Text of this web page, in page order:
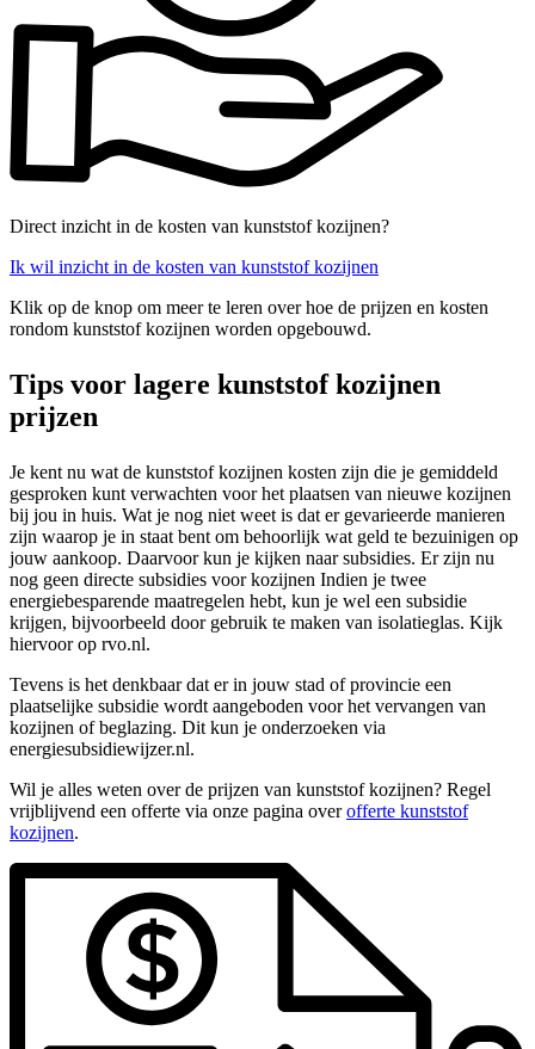
Direct inzicht in de kosten van kunststof kozijnen?
Ik wil inzicht in de kosten van kunststof kozijnen
Klik op de knop om meer te leren over hoe de prijzen en kosten
rondom kunststof kozijnen worden opgebouwd.
Tips voor lagere kunststof kozijnen
prijzen
Je kent nu wat de kunststof kozijnen kosten zijn die je gemiddeld
gesproken kunt verwachten voor het plaatsen van nieuwe kozijnen
bij jou in huis. Wat je nog niet weet is dat er gevarieerde manieren
zijn waarop je in staat bent om behoorlijk wat geld te bezuinigen op
jouw aankoop. Daarvoor kun je kijken naar subsidies. Er zijn nu
nog geen directe subsidies voor kozijnen Indien je twee
energiebesparende maatregelen hebt, kun je wel een subsidie
krijgen, bijvoorbeeld door gebruik te maken van isolatieglas. Kijk
hiervoor op rvo.nl.
Tevens is het denkbaar dat er in jouw stad of provincie een
plaatselijke subsidie wordt aangeboden voor het vervangen van
kozijnen of beglazing. Dit kun je onderzoeken via
energiesubsidiewijzer.nl.
Wil je alles weten over de prijzen van kunststof kozijnen? Regel
vrijblijvend een offerte via onze pagina overofferte kunststof
kozijnen.